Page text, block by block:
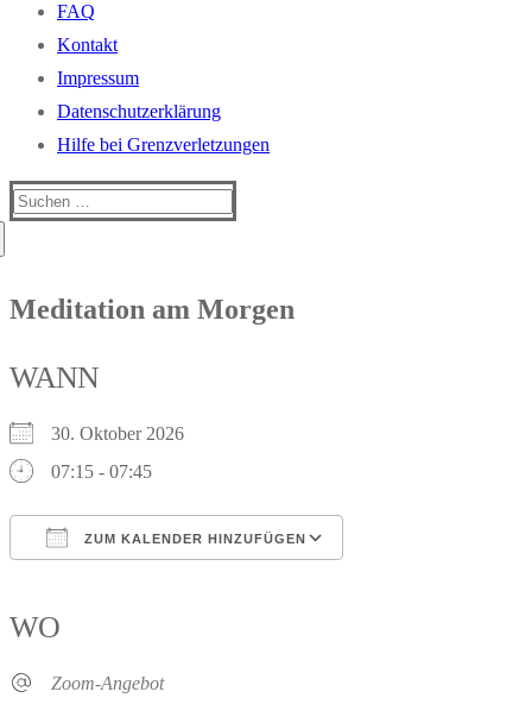
FAQ
Kontakt
Impressum
Datenschutzerklärung
Hilfe bei Grenzverletzungen
Suchen
Meditation am Morgen
WANN
30. Oktober 2026
07:15 - 07:45
ZUM KALENDER HINZUFÜGEN
WO
Zoom-Angebot